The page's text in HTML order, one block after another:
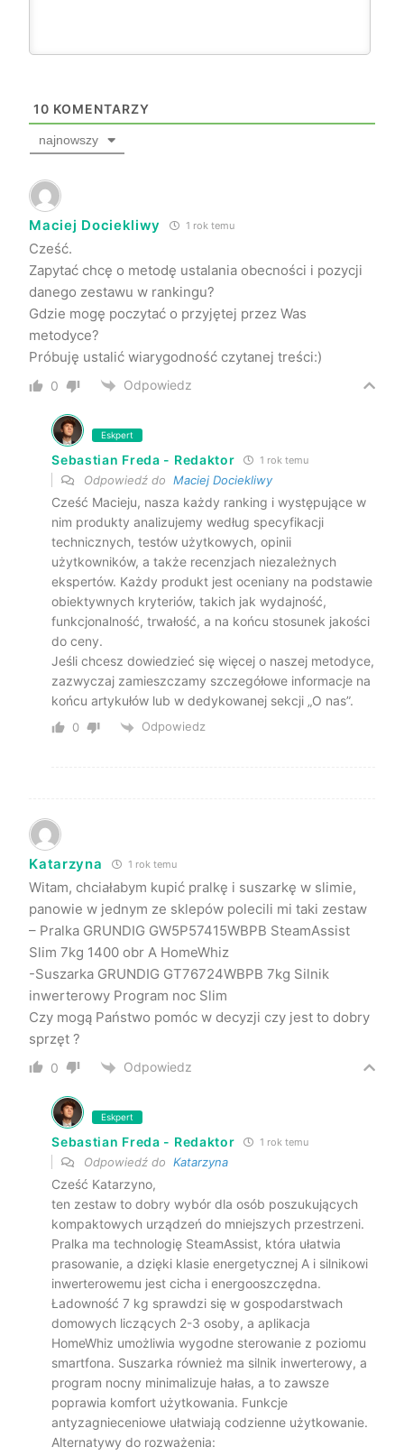
10 KOMENTARZY
najnowszy
Maciej Dociekliwy 1 rok temu
Cześć.
Zapytać chcę o metodę ustalania obecności i pozycji
danego zestawu w rankingu?
Gdzie mogę poczytać o przyjętej przez Was
metodyce?
Próbuję ustalić wiarygodność czytanej treści:)
0 Odpowiedz
Eskpert
Sebastian Freda - Redaktor 1 rok temu
Odpowiedź doMaciej Dociekliwy
Cześć Macieju, nasza każdy ranking i występujące w
nim produkty analizujemy według specyfikacji
technicznych, testów użytkowych, opinii
użytkowników, a także recenzjach niezależnych
ekspertów. Każdy produkt jest oceniany na podstawie
obiektywnych kryteriów, takich jak wydajność,
funkcjonalność, trwałość, a na końcu stosunek jakości
do ceny.
Jeśli chcesz dowiedzieć się więcej o naszej metodyce,
zazwyczaj zamieszczamy szczegółowe informacje na
końcu artykułów lub w dedykowanej sekcji „O nas”.
0 Odpowiedz
Katarzyna 1 rok temu
Witam, chciałabym kupić pralkę i suszarkę w slimie,
panowie w jednym ze sklepów polecili mi taki zestaw
– Pralka GRUNDIG GW5P57415WBPB SteamAssist
Slim 7kg 1400 obr A HomeWhiz
-Suszarka GRUNDIG GT76724WBPB 7kg Silnik
inwerterowy Program noc Slim
Czy mogą Państwo pomóc w decyzji czy jest to dobry
sprzęt ?
0 Odpowiedz
Eskpert
Sebastian Freda - Redaktor 1 rok temu
Odpowiedź doKatarzyna
Cześć Katarzyno,
ten zestaw to dobry wybór dla osób poszukujących
kompaktowych urządzeń do mniejszych przestrzeni.
Pralka ma technologię SteamAssist, która ułatwia
prasowanie, a dzięki klasie energetycznej A i silnikowi
inwerterowemu jest cicha i energooszczędna.
Ładowność 7 kg sprawdzi się w gospodarstwach
domowych liczących 2-3 osoby, a aplikacja
HomeWhiz umożliwia wygodne sterowanie z poziomu
smartfona. Suszarka również ma silnik inwerterowy, a
program nocny minimalizuje hałas, a to zawsze
poprawia komfort użytkowania. Funkcje
antyzagnieceniowe ułatwiają codzienne użytkowanie.
Alternatywy do rozważenia: